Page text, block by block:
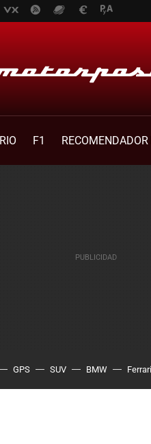
F1
GPS SUV BMW Ferrari